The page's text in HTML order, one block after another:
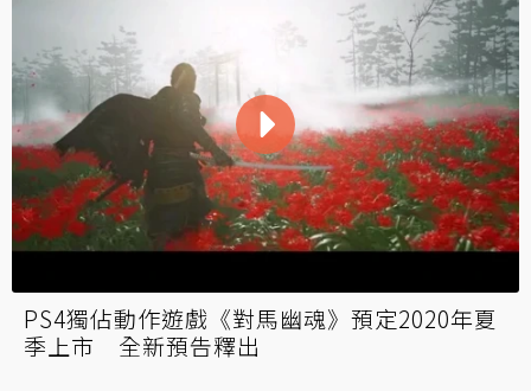
PS4獨佔動作遊戲《對馬幽魂》預定2020年夏
季上市 全新預告釋出